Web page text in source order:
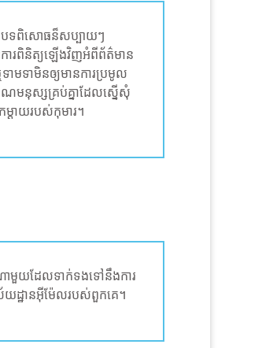
បទពិសោធន៏សប្បាយៗ
ារពិនិត្យឡើងវិញអំពីព័ត៌មាន
ទាមិនឲ្យមានការប្រមូល
ណមនុស្សគ្រប់គ្នាដែលស្នើសុំ
តាយរបស់កុមារ។
ាមួយដែលទាក់ទងទៅនឹងការ
យដ្ឋានអ៊ីម៉ែលរបស់ពួកគេ។